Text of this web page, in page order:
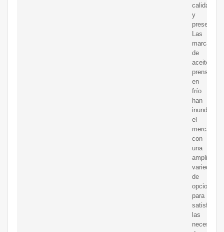
calidades
y
Las
marcas
de
aceite
prensado
en
frío
han
inundado
el
mercado
con
una
amplia
variedad
de
opciones
para
satisfacer
las